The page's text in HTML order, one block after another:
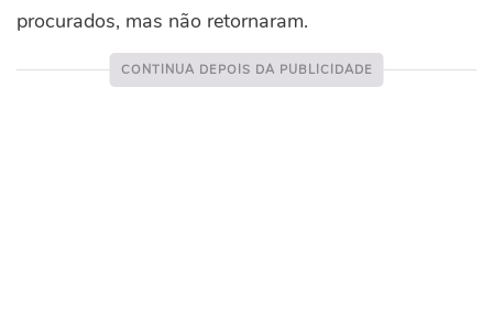
procurados, mas não retornaram.